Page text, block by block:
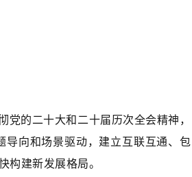
的二十大和二十届历次全会精神，
向和场景驱动，建立互联互通、包
建新发展格局。